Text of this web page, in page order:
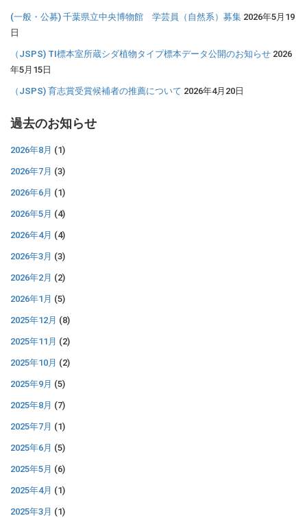
(一般・公募) 千葉県立中央博物館 学芸員（自然系）募集 2026年5月19
日
（JSPS) TI標本室所蔵シダ植物タイプ標本データ公開のお知らせ 2026
年5月15日
（JSPS) 育志賞受賞候補者の推薦について 2026年4月20日
過去のお知らせ
2026年8月 (1)
2026年7月 (3)
2026年6月 (1)
2026年5月 (4)
2026年4月 (4)
2026年3月 (3)
2026年2月 (2)
2026年1月 (5)
2025年12月 (8)
2025年11月 (2)
2025年10月 (2)
2025年9月 (5)
2025年8月 (7)
2025年7月 (1)
2025年6月 (5)
2025年5月 (6)
2025年4月 (1)
2025年3月 (1)